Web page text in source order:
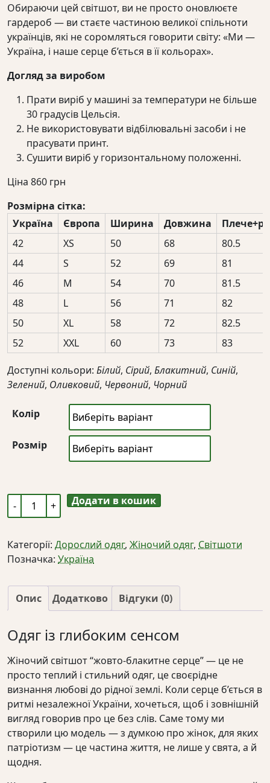
Обираючи цей світшот, ви не просто оновлюєте
гардероб — ви стаєте частиною великої спільноти
українців, які не соромляться говорити світу: «Ми —
Україна, і наше серце б’ється в її кольорах».
Догляд за виробом
Прати виріб у машині за температури не більше
30 градусів Цельсія.
Не використовувати відбілювальні засоби і не
прасувати принт.
Сушити виріб у горизонтальному положенні.
Ціна 860 грн
Розмірна сітка:
Україна
Європа Ширина Довжина
42
XS 50 68
80.5
44
S 52 69
81
46
M 54 70
81.5
48
L 56 71
82
50
XL 58 72
82.5
52
XXL 60 73 83
Доступні кольори: Білий, Сірий, Блакитний, Синій,
Зелений, Оливковий, Червоний, Чорний
Колір
Розмір
Жіночий
світшот
блакитне
серце"
Додати в кошик
Категорії: Дорослий одяг, Жіночий одяг, Світшоти
Позначка: Україна
Опис Додатково Відгуки (0)
Одяг із глибоким сенсом
Жіночий світшот “жовто-блакитне серце” — це не
просто теплий і стильний одяг, це своєрідне
визнання любові до рідної землі. Коли серце б’ється в
ритмі незалежної України, хочеться, щоб і зовнішній
вигляд говорив про це без слів. Саме тому ми
створили цю модель — з думкою про жінок, для яких
патріотизм — це частина життя, не лише у свята, а й
щодня.